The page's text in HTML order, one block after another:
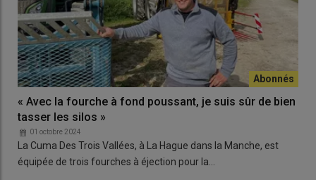
« Avec la fourche à fond poussant, je suis sûr de bien
tasser les silos »
01 octobre 2024
La Cuma Des Trois Vallées, à La Hague dans la Manche, est
équipée de trois fourches à éjection pour la…